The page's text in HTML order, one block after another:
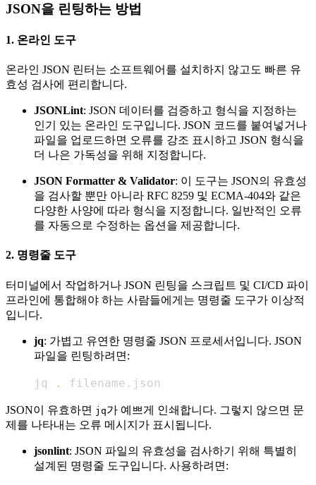
JSON을 린팅하는 방법
1. 온라인 도구
온라인 JSON 린터는 소프트웨어를 설치하지 않고도 빠른 유
효성 검사에 편리합니다.
JSONLint: JSON 데이터를 검증하고 형식을 지정하는
인기 있는 온라인 도구입니다. JSON 코드를 붙여넣거나
파일을 업로드하면 오류를 강조 표시하고 JSON 형식을
더 나은 가독성을 위해 지정합니다.
JSON Formatter & Validator: 이 도구는 JSON의 유효성
을 검사할 뿐만 아니라 RFC 8259 및 ECMA-404와 같은
다양한 사양에 따라 형식을 지정합니다. 일반적인 오류
를 자동으로 수정하는 옵션을 제공합니다.
2. 명령줄 도구
터미널에서 작업하거나 JSON 린팅을 스크립트 및 CI/CD 파이
프라인에 통합해야 하는 사람들에게는 명령줄 도구가 이상적
입니다.
jq: 가볍고 유연한 명령줄 JSON 프로세서입니다. JSON
파일을 린팅하려면:
jq . filename.json
JSON이 유효하면 jq가 예쁘게 인쇄합니다. 그렇지 않으면 문
제를 나타내는 오류 메시지가 표시됩니다.
jsonlint: JSON 파일의 유효성을 검사하기 위해 특별히
설계된 명령줄 도구입니다. 사용하려면: